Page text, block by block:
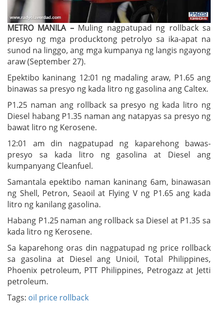
METRO MANILA – Muling nagpatupad ng rollback sa
presyo ng mga producktong petrolyo sa ika-apat na
sunod na linggo, ang mga kumpanya ng langis ngayong
araw (September 27).
Epektibo kaninang 12:01 ng madaling araw, P1.65 ang
binawas sa presyo ng kada litro ng gasolina ang Caltex.
P1.25 naman ang rollback sa presyo ng kada litro ng
Diesel habang P1.35 naman ang natapyas sa presyo ng
bawat litro ng Kerosene.
12:01 am din nagpatupad ng kaparehong bawas-
presyo sa kada litro ng gasolina at Diesel ang
kumpanyang Cleanfuel.
Samantala epektibo naman kaninang 6am, binawasan
ng Shell, Petron, Seaoil at Flying V ng P1.65 ang kada
litro ng kanilang gasolina.
Habang P1.25 naman ang rollback sa Diesel at P1.35 sa
kada litro ng Kerosene.
Sa kaparehong oras din nagpatupad ng price rollback
sa gasolina at Diesel ang Unioil, Total Philippines,
Phoenix petroleum, PTT Philippines, Petrogazz at Jetti
petroleum.
Tags: oil price rollback